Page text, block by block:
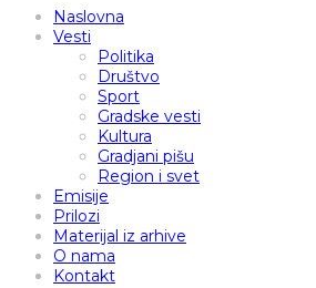
Naslovna
Vesti
Politika
Društvo
Sport
Gradske vesti
Kultura
Gradjani pišu
Region i svet
Emisije
Prilozi
Materijal iz arhive
O nama
Kontakt